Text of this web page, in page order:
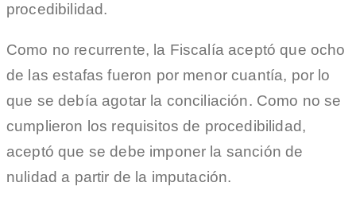
procedibilidad.
Como no recurrente, la Fiscalía aceptó que ocho
de las estafas fueron por menor cuantía, por lo
que se debía agotar la conciliación. Como no se
cumplieron los requisitos de procedibilidad,
aceptó que se debe imponer la sanción de
nulidad a partir de la imputación.